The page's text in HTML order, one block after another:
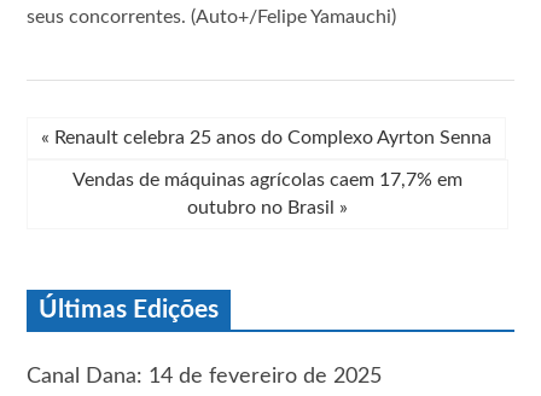
seus concorrentes. (Auto+/Felipe Yamauchi)
« Renault celebra 25 anos do Complexo Ayrton Senna
Vendas de máquinas agrícolas caem 17,7% em
outubro no Brasil »
Últimas Edições
Canal Dana: 14 de fevereiro de 2025